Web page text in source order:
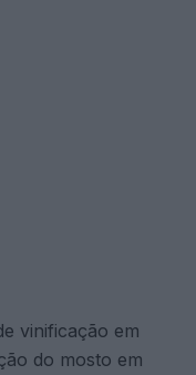
vinificação em
do mosto em